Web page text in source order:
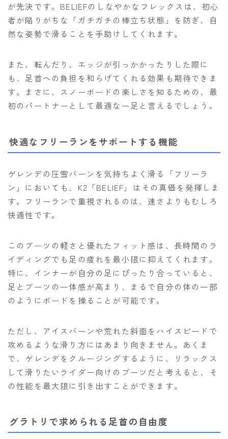
が先決です。BELIEFのしなやかなフレックスは、初心
者が陥りがちな「ガチガチの棒立ち状態」を防ぎ、自
然な姿勢で滑ることを手助けしてくれます。
また、転んだり、エッジが引っかかったりした際に
も、足首への負担を和らげてくれる効果も期待できま
す。まさに、スノーボードの楽しさを知るための、最
初のパートナーとして最適な一足と言えるでしょう。
快適なフリーランをサポートする機能
ゲレンデの圧雪バーンを気持ちよく滑る「フリーラ
ン」においても、K2「BELIEF」はその真価を発揮しま
す。フリーランで重視されるのは、速さよりもむしろ
快適性です。
このブーツの軽さと優れたフィット感は、長時間のラ
イディングでも足の疲れを最小限に抑えてくれます。
特に、インナーが自分の足にぴったり合っていると、
足とブーツの一体感が高まり、まるで自分の体の一部
のようにボードを操ることが可能です。
ただし、アイスバーンや荒れた斜面をハイスピードで
攻めるような滑り方にはあまり向きません。あくま
で、ゲレンデをクルージングするように、リラックス
して滑りたいライダー向けのブーツだと考えると、そ
の性能を最大限に引き出すことができます。
グラトリで求められる足首の自由度